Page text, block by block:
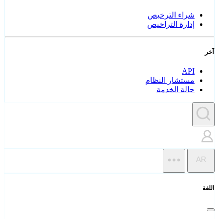
شراء الترخيص
إدارة التراخيص
آخر
API
مستشار النظام
حالة الخدمة
AR
اللغة